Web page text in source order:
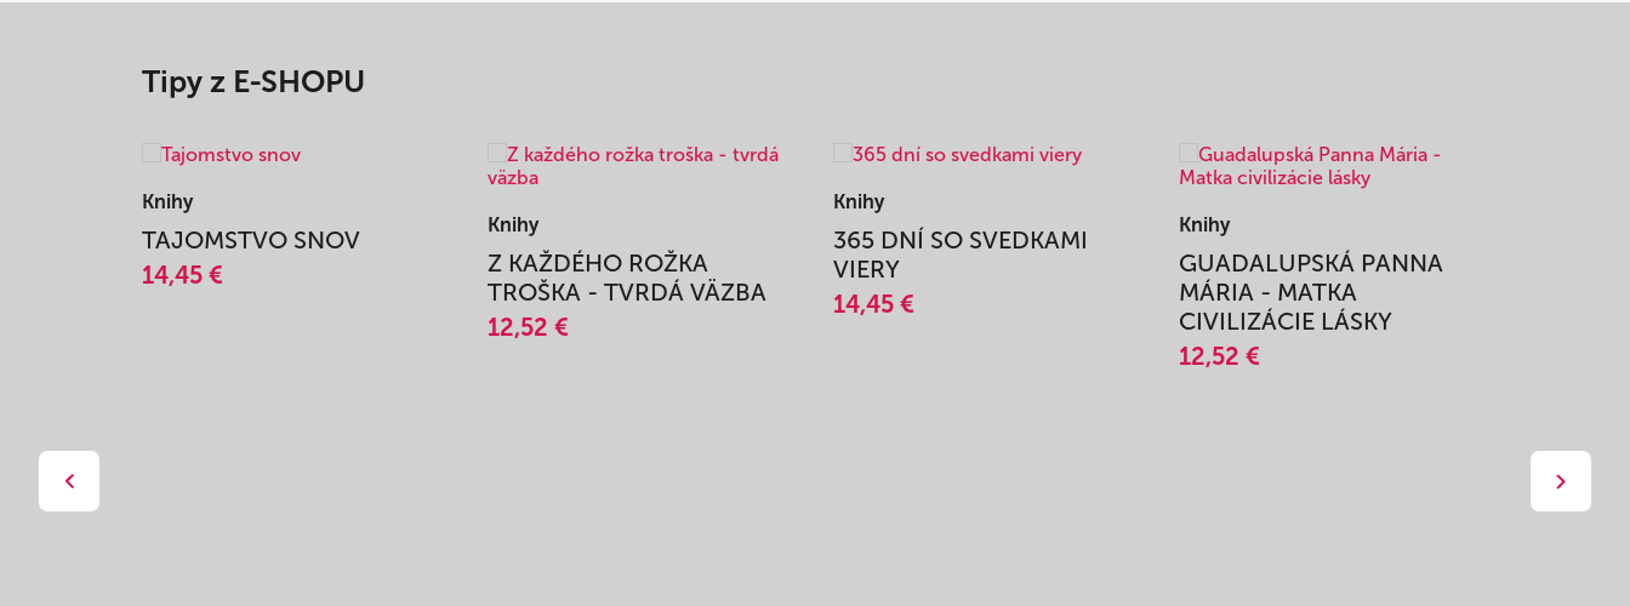
Tipy z E-SHOPU
Knihy
TAJOMSTVO SNOV
14,45 €
Knihy
Z KAŽDÉHO ROŽKA
TROŠKA - TVRDÁ VÄZBA
12,52 €
Knihy
365 DNÍ SO SVEDKAMI
VIERY
14,45 €
Knihy
GUADALUPSKÁ PANNA
MÁRIA - MATKA
CIVILIZÁCIE LÁSKY
12,52 €